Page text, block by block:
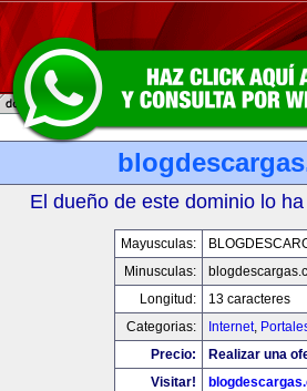
El dueño de este dominio lo
Mayusculas:
Minusculas:
Longitud:
13 caracteres
Categorias:
Internet,
Precio:
Realizar una
Visitar!